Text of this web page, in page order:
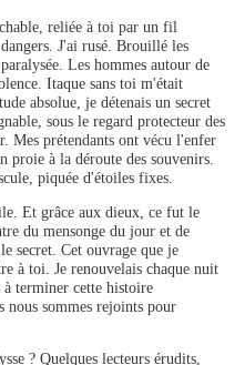
reliée à toi par un fil
J'ai rusé. Brouillé les
Les hommes autour de
Itaque sans toi m'était
absolue, je détenais un secret
sous le regard protecteur des
Mes prétendants ont vécu l'enfer
proie à la déroute des souvenirs.
piquée d'étoiles fixes.
Et grâce aux dieux, ce fut le
du mensonge du jour et de
secret. Cet ouvrage que je
à toi. Je renouvelais chaque nuit
terminer cette histoire
nous sommes rejoints pour
? Quelques lecteurs érudits,